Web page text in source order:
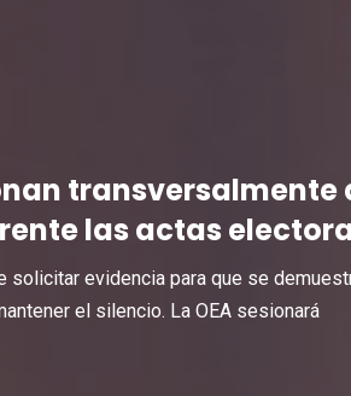
transversalmente
las actas
evidencia para que se
el silencio. La OEA sesionará